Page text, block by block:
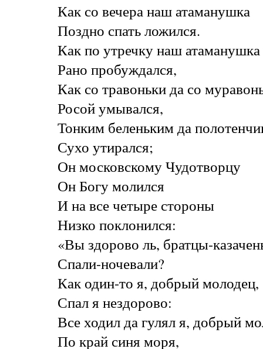
Как со вечера наш атаманушка
Поздно спать ложился.
Как по утречку наш атаманушка
Рано пробуждался,
Как со травоньки да со
Росой умывался,
Тонким беленьким да
Сухо утирался;
Он московскому Чудотворцу
Он Богу молился
И на все четыре стороны
Низко поклонился:
«Вы здорово ль, братцы-
Спали-ночевали?
Как один-то я, добрый молодец,
Спал я нездорово:
Все ходил да гулял я, добрый
По край синя моря,